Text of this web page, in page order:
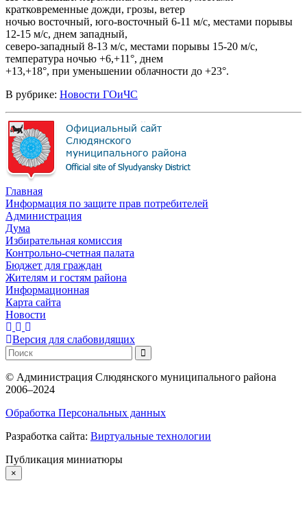
кратковременные дожди, грозы, ветер
ночью восточный, юго-восточный 6-11 м/с, местами порывы
12-15 м/с, днем западный,
северо-западный 8-13 м/с, местами порывы 15-20 м/с,
температура ночью +6,+11°, днем
+13,+18°, при уменьшении облачности до +23°.
В рубрике: Новости ГОиЧС
Главная
Информация по защите прав потребителей
Администрация
Дума
Избирательная комиссия
Контрольно-счетная палата
Бюджет для граждан
Жителям и гостям района
Информационная
Карта сайта
Новости
Версия для слабовидящих
© Администрация Слюдянского муниципального района
2006–2024
Обработка Персональных данных
Разработка сайта: Виртуальные технологии
Публикация миниатюры
×